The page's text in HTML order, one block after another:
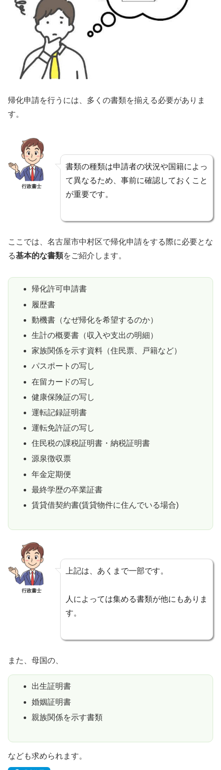
帰化申請を行うには、多くの書類を揃える必要がありま
す。
行政書士
書類の種類は申請者の状況や国籍によっ
て異なるため、事前に確認しておくこと
が重要です。
ここでは、名古屋市中村区で帰化申請をする際に必要とな
る基本的な書類をご紹介します。
帰化許可申請書
履歴書
動機書（なぜ帰化を希望するのか）
生計の概要書（収入や支出の明細）
家族関係を示す資料（住民票、戸籍など）
パスポートの写し
在留カードの写し
健康保険証の写し
運転記録証明書
運転免許証の写し
住民税の課税証明書・納税証明書
源泉徴収票
年金定期便
最終学歴の卒業証書
賃貸借契約書(賃貸物件に住んでいる場合)
行政書士
上記は、あくまで一部です。
人によっては集める書類が他にもありま
す。
また、母国の、
出生証明書
婚姻証明書
親族関係を示す書類
なども求められます。